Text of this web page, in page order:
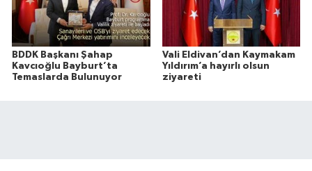
BDDK Başkanı Şahap
Kavcıoğlu Bayburt’ta
Temaslarda Bulunuyor
Vali Eldivan’dan Kaymakam
Yıldırım’a hayırlı olsun
ziyareti